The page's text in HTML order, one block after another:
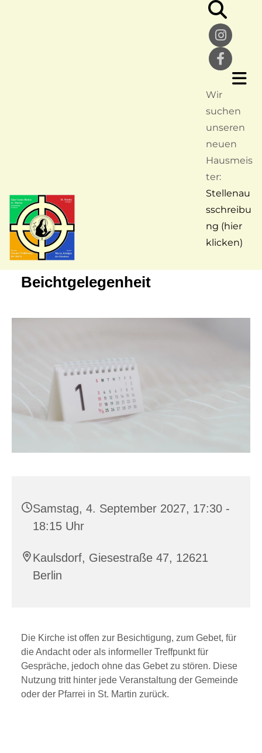
Wir
suchen
unseren
neuen
Hausmeis
ter:
Stellenau
sschreibu
ng (hier
klicken)
Beichtgelegenheit
Samstag, 4. September 2027, 17:30 -
18:15 Uhr
Kaulsdorf, Giesestraße 47, 12621
Berlin
Die Kirche ist offen zur Besichtigung, zum Gebet, für
die Andacht oder als informeller Treffpunkt für
Gespräche, jedoch ohne das Gebet zu stören. Diese
Nutzung tritt hinter jede Veranstaltung der Gemeinde
oder der Pfarrei in St. Martin zurück.